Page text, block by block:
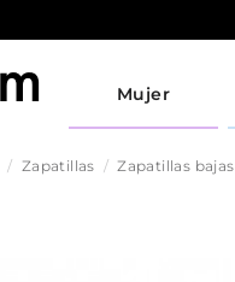
Mujer
Zapatillas Zapatillas bajas